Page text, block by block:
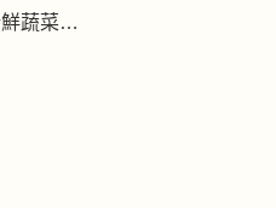
鮮蔬菜…